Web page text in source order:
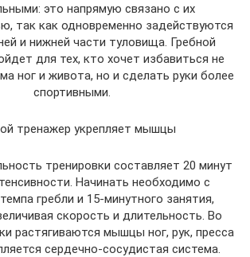
это напрямую связано с их
так как одновременно задействуются
и нижней части туловища. Гребной
для тех, кто хочет избавиться не
ног и живота, но и сделать руки более
спортивными.
тренажер укрепляет мышцы
тренировки составляет 20 минут
Начинать необходимо с
гребли и 15-минутного занятия,
скорость и длительность. Во
растягиваются мышцы ног, рук, пресса
сердечно-сосудистая система.